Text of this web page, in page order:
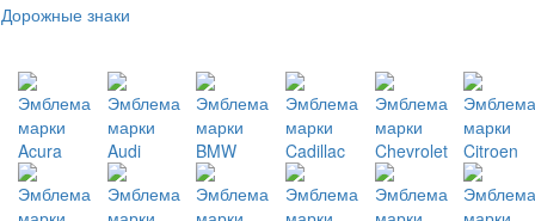
Дорожные знаки